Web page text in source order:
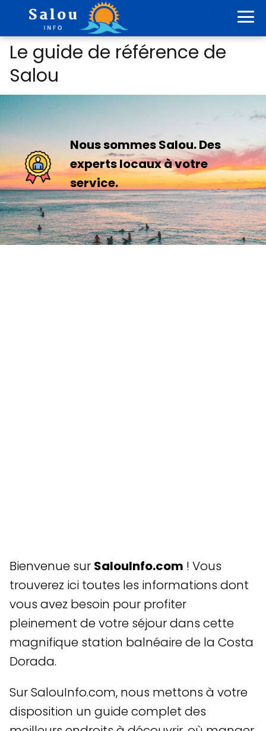
Le guide de référence de
Salou
Nous sommes Salou. Des
experts locaux à votre
service.
Bienvenue sur SalouInfo.com ! Vous
trouverez ici toutes les informations dont
vous avez besoin pour profiter
pleinement de votre séjour dans cette
magnifique station balnéaire de la Costa
Dorada.
Sur SalouInfo.com, nous mettons à votre
disposition un guide complet des